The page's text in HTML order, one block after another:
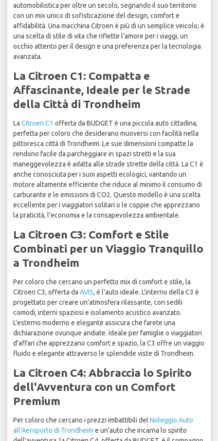
automobilistica per oltre un secolo, segnando il suo territorio
con un mix unico di sofisticazione del design, comfort e
affidabilità. Una macchina Citroen è più di un semplice veicolo; è
una scelta di stile di vita che riflette l'amore per i viaggi, un
occhio attento per il design e una preferenza per la tecnologia
avanzata.
La Citroen C1: Compatta e
Affascinante, Ideale per le Strade
della Città di Trondheim
La Citroen C1 offerta da BUDGET è una piccola auto cittadina,
perfetta per coloro che desiderano muoversi con facilità nella
pittoresca città di Trondheim. Le sue dimensioni compatte la
rendono facile da parcheggiare in spazi stretti e la sua
maneggevolezza è adatta alle strade strette della città. La C1 è
anche conosciuta per i suoi aspetti ecologici, vantando un
motore altamente efficiente che riduce al minimo il consumo di
carburante e le emissioni di CO2. Questo modello è una scelta
eccellente per i viaggiatori solitari o le coppie che apprezzano
la praticità, l'economia e la consapevolezza ambientale.
La Citroen C3: Comfort e Stile
Combinati per un Viaggio Tranquillo
a Trondheim
Per coloro che cercano un perfetto mix di comfort e stile, la
Citroen C3, offerta da AVIS, è l'auto ideale. L'interno della C3 è
progettato per creare un'atmosfera rilassante, con sedili
comodi, interni spaziosi e isolamento acustico avanzato.
L'esterno moderno e elegante assicura che farete una
dichiarazione ovunque andiate. Ideale per famiglie o viaggiatori
d'affari che apprezzano comfort e spazio, la C3 offre un viaggio
fluido e elegante attraverso le splendide viste di Trondheim.
La Citroen C4: Abbraccia lo Spirito
dell'Avventura con un Comfort
Premium
Per coloro che cercano i prezzi imbattibili del Noleggio Auto
all'Aeroporto di Trondheim e un'auto che incarna lo spirito